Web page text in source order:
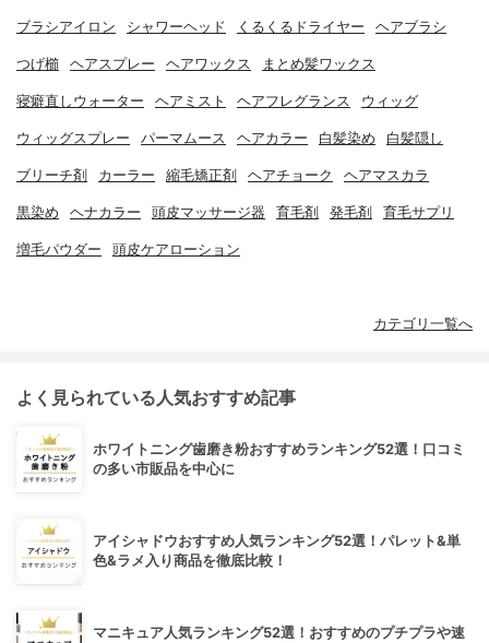
ブラシアイロン シャワーヘッド くるくるドライヤー ヘアブラシ
つげ櫛 ヘアスプレー ヘアワックス まとめ髪ワックス
寝癖直しウォーター ヘアミスト ヘアフレグランス ウィッグ
ウィッグスプレー パーマムース ヘアカラー 白髪染め 白髪隠し
ブリーチ剤 カーラー 縮毛矯正剤 ヘアチョーク ヘアマスカラ
黒染め ヘナカラー 頭皮マッサージ器 育毛剤 発毛剤 育毛サプリ
増毛パウダー 頭皮ケアローション
カテゴリ一覧へ
よく見られている人気おすすめ記事
ホワイトニング歯磨き粉おすすめランキング52選！口コミ
の多い市販品を中心に
アイシャドウおすすめ人気ランキング52選！パレット&単
色&ラメ入り商品を徹底比較！
マニキュア人気ランキング52選！おすすめのプチプラや速